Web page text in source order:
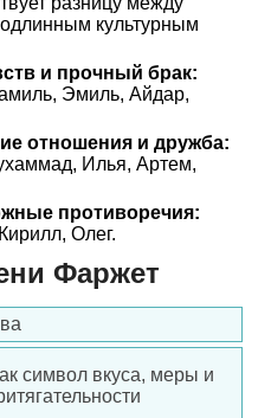
культурным
и прочный брак:
Эмиль, Айдар,
отношения и дружба:
Илья, Артем,
противоречия:
Олег.
Фаржет
символ вкуса, меры и